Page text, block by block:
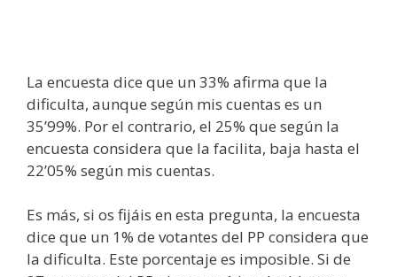
La encuesta dice que un 33% afirma que la
dificulta, aunque según mis cuentas es un
35’99%. Por el contrario, el 25% que según la
encuesta considera que la facilita, baja hasta el
22’05% según mis cuentas.
Es más, si os fijáis en esta pregunta, la encuesta
dice que un 1% de votantes del PP considera que
la dificulta. Este porcentaje es imposible. Si de